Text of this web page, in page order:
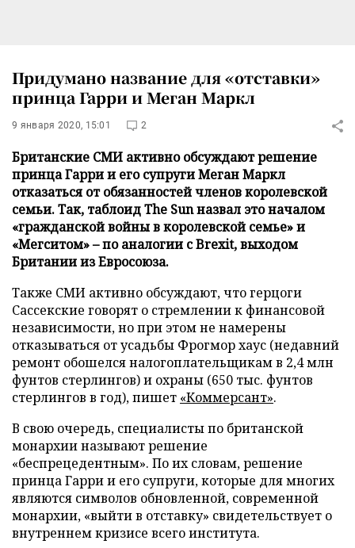
Придумано название для «отставки»
принца Гарри и Меган Маркл
9 января 2020, 15:01 2
Британские СМИ активно обсуждают решение
принца Гарри и его супруги Меган Маркл
отказаться от обязанностей членов королевской
семьи. Так, таблоид The Sun назвал это началом
«гражданской войны в королевской семье» и
«Мегситом» – по аналогии с Brexit, выходом
Британии из Евросоюза.
Также СМИ активно обсуждают, что герцоги
Сассекские говорят о стремлении к финансовой
независимости, но при этом не намерены
отказываться от усадьбы Фрогмор хаус (недавний
ремонт обошелся налогоплательщикам в 2,4 млн
фунтов стерлингов) и охраны (650 тыс. фунтов
стерлингов в год), пишет «Коммерсант».
В свою очередь, специалисты по британской
монархии называют решение
«беспрецедентным». По их словам, решение
принца Гарри и его супруги, которые для многих
являются символов обновленной, современной
монархии, «выйти в отставку» свидетельствует о
внутреннем кризисе всего института.